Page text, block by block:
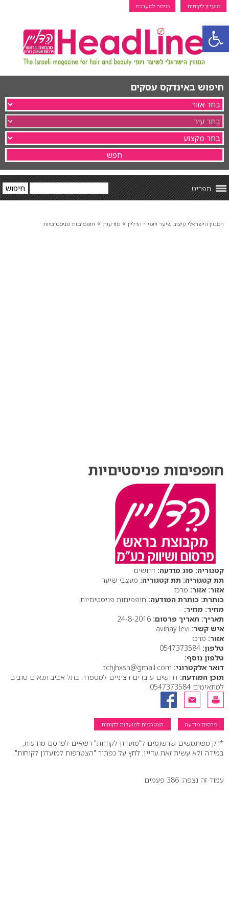
פתח סרגל נגישות
מועדון לקוחות כניסה למערכת
חיפוש באינדקס עסקים
תפריט
המגזין הישראלי עיצוב שיער ויופי ~ הדליין » מודעות » חופפיםות פניסטיםיות
חופפיםות פניסטיםיות
סוג מודעה: דרושים
תת קטגוריה: מעצבי שיער
אזור: מרכז
כותרת המודעה: חופפיםות פניסטיםיות
מחיר: -
תאריך פרסום:
איש קשר:
אזור: מרכז
טלפון:
טלפון נוסף:
דואר אלקטרוני:
תוכן המודעה: דרושים עובדים רציניים למספרה בתל אביב תנאים טובים
למתאימים 0547373584
פרסום מודעה הצטרפות למועדות לקוחות
*רק משתמשים שרשומים ל"מועדון לקוחות" רשאים לפרסם מודעות,
במידה ולא עשית זאת עדיין, לחץ על כפתור "הצטרפות למועדון לקוחות".
עמוד זה נצפה: 386 פעמים